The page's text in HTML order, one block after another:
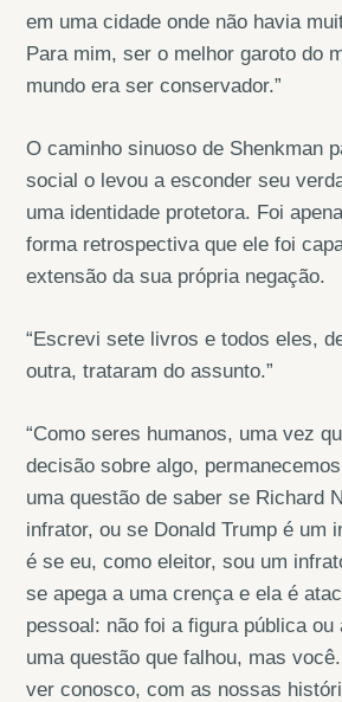
em uma cidade onde não havia
Para mim, ser o melhor garoto do
mundo era ser conservador.”
O caminho sinuoso de Shenkman
social o levou a esconder seu
uma identidade protetora. Foi
forma retrospectiva que ele foi
extensão da sua própria negação.
“Escrevi sete livros e todos eles,
outra, trataram do assunto.”
“Como seres humanos, uma vez
decisão sobre algo,
uma questão de saber se Richard
infrator, ou se Donald Trump é um
é se eu, como eleitor, sou um
se apega a uma crença e ela é
pessoal: não foi a figura pública ou
uma questão que falhou, mas
ver conosco, com as nossas